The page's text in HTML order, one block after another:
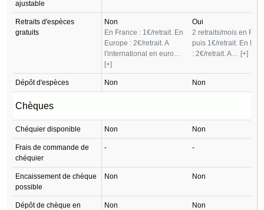
ajustable
Retraits d'espèces
gratuits
Non
En France : 1€/retrait. En
Europe : 2€/retrait. A
l'international en euro…
[+]
Oui
2 retraits/mois en
puis 1€/retrait. En
: 2€/retrait. A…
[+]
Dépôt d'espèces Non Non
Chèques
Chéquier disponible Non Non
Frais de commande de
chéquier
- -
Encaissement de chèque
possible
Non Non
Dépôt de chèque en
Non Non